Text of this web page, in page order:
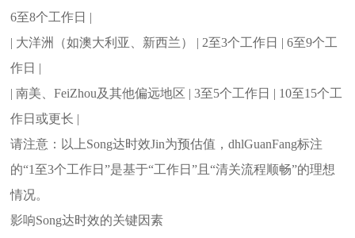
6至8个工作日 |
| 大洋洲（如澳大利亚、新西兰） | 2至3个工作日 | 6至9个工
作日 |
| 南美、FeiZhou及其他偏远地区 | 3至5个工作日 | 10至15个工
作日或更长 |
请注意：以上Song达时效Jin为预估值，dhlGuanFang标注
的“1至3个工作日”是基于“工作日”且“清关流程顺畅”的理想
情况。
影响Song达时效的关键因素